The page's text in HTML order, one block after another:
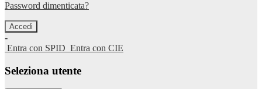
Password dimenticata?
-
Entra con SPID Entra con CIE
Seleziona utente